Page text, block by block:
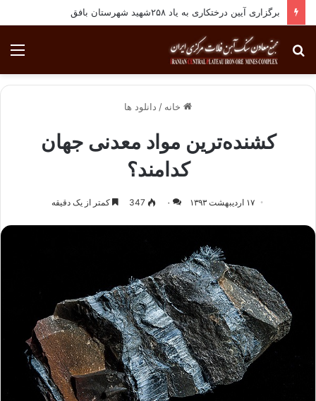
برگزاری آیین درختکاری به یاد ۲۵۸شهید شهرستان بافق
جستجو
برای
خانه / دانلود ها
کشنده‌ترین مواد معدنی جهان
کدامند؟
۱۷ اردیبهشت ۱۳۹۳ ۰ 347 کمتر از یک دقیقه